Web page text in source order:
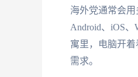
海外党通常会
Android、iOS
寓里，电脑开
需求。